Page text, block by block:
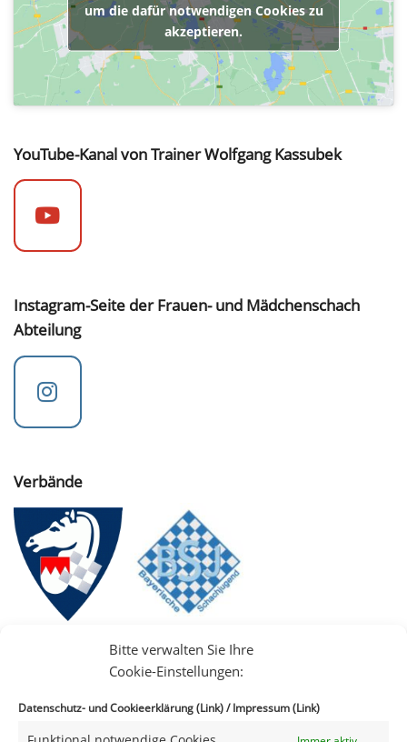
Bitte verwalten Sie Ihre
Cookie-Einstellungen:
Datenschutz- und Cookieerklärung (Link)/Impressum (Link)
um die dafür notwendigen Cookies zu
akzeptieren.
YouTube-Kanal von Trainer Wolfgang Kassubek
Instagram-Seite der Frauen- und Mädchenschach
Abteilung
Verbände